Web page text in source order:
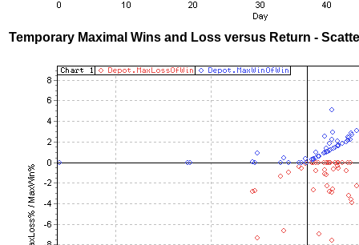
Temporary Maximal Wins and Loss versus Return -